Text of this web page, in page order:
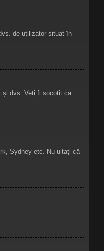
de utilizator situat în
și dvs. Veți fi socotit ca
Sydney etc. Nu uitați că